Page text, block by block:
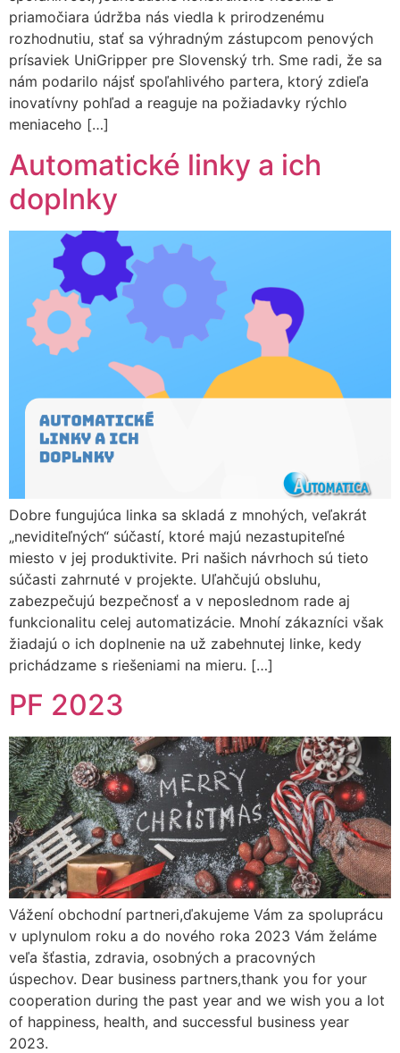
priamočiara údržba nás viedla k prirodzenému
rozhodnutiu, stať sa výhradným zástupcom penových
prísaviek UniGripper pre Slovenský trh. Sme radi, že sa
nám podarilo nájsť spoľahlivého partera, ktorý zdieľa
inovatívny pohľad a reaguje na požiadavky rýchlo
meniaceho […]
Automatické linky a ich
doplnky
Dobre fungujúca linka sa skladá z mnohých, veľakrát
„neviditeľných“ súčastí, ktoré majú nezastupiteľné
miesto v jej produktivite. Pri našich návrhoch sú tieto
súčasti zahrnuté v projekte. Uľahčujú obsluhu,
zabezpečujú bezpečnosť a v neposlednom rade aj
funkcionalitu celej automatizácie. Mnohí zákazníci však
žiadajú o ich doplnenie na už zabehnutej linke, kedy
prichádzame s riešeniami na mieru. […]
PF 2023
Vážení obchodní partneri,ďakujeme Vám za spoluprácu
v uplynulom roku a do nového roka 2023 Vám želáme
veľa šťastia, zdravia, osobných a pracovných
úspechov. Dear business partners,thank you for your
cooperation during the past year and we wish you a lot
of happiness, health, and successful business year
2023.